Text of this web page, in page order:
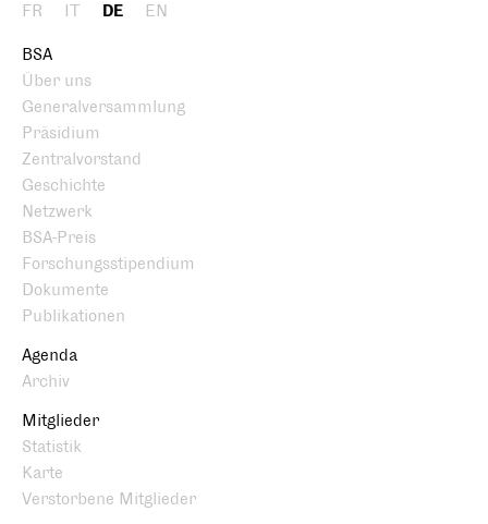
FR IT DE EN
BSA
Über uns
Generalversammlung
Präsidium
Zentralvorstand
Geschichte
Netzwerk
BSA-Preis
Forschungsstipendium
Dokumente
Publikationen
Agenda
Archiv
Mitglieder
Statistik
Karte
Verstorbene Mitglieder